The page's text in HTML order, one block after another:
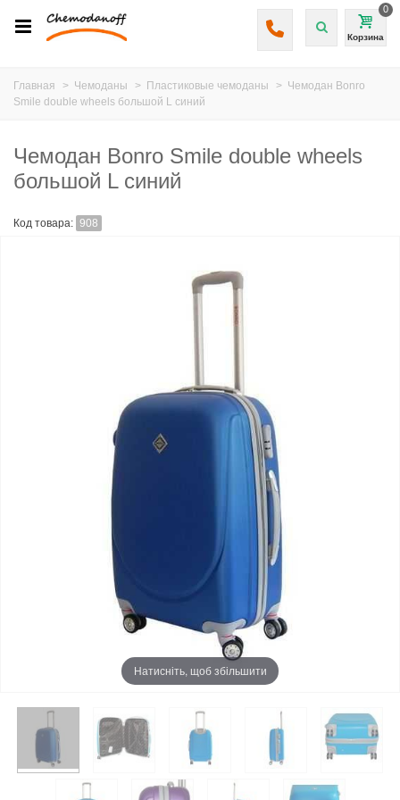
Корзина
0
Главная > Чемоданы > Пластиковые чемоданы > Чемодан Bonro
Smile double wheels большой L синий
Чемодан Bonro Smile double wheels
большой L синий
Код товара: 908
Натисніть, щоб збільшити